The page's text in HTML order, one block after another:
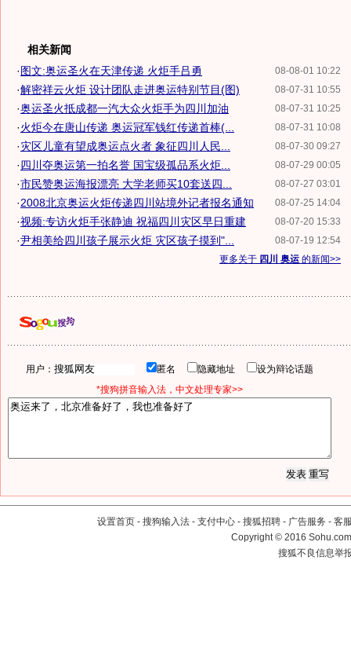
相关新闻
08-08-01 10:22
·图文:奥运圣火在天津传递 火炬手吕勇
08-07-31 10:55
·解密祥云火炬 设计团队走进奥运特别节目(图)
08-07-31 10:25
·奥运圣火抵成都一汽大众火炬手为四川加油
08-07-31 10:08
·火炬今在唐山传递 奥运冠军钱红传递首棒(...
08-07-30 09:27
·灾区儿童有望成奥运点火者 象征四川人民...
08-07-29 00:05
·四川夺奥运第一拍名誉 国宝级孤品系火炬...
08-07-27 03:01
·市民赞奥运海报漂亮 大学老师买10套送四...
08-07-25 14:04
·2008北京奥运火炬传递四川站境外记者报名通知
08-07-20 15:33
·视频:专访火炬手张静迪 祝福四川灾区早日重建
08-07-19 12:54
·尹相美给四川孩子展示火炬 灾区孩子摸到"...
更多关于 四川 奥运 的新闻>>
用户： 匿名 隐藏地址
设为辩论话题
*搜狗拼音输入法，中文处理专家>>
设置首页 - 搜狗输入法 - 支付中心 - 搜狐招聘 - 广告服务 - 客
Copyright©2016
搜狐不良信息举